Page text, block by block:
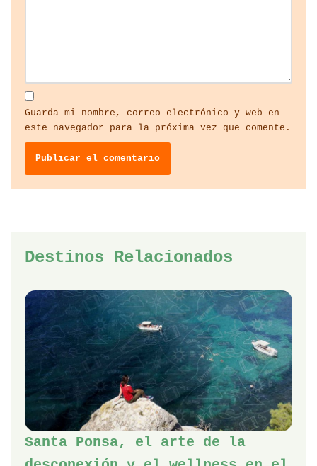
Guarda mi nombre, correo electrónico y web en
este navegador para la próxima vez que comente.
Destinos Relacionados
Santa Ponsa, el arte de la